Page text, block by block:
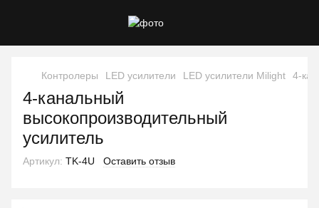
Контролеры LED усилители LED усилители Milight 4-
4-канальный
высокопроизводительный
усилитель
Артикул: TK-4U Оставить отзыв